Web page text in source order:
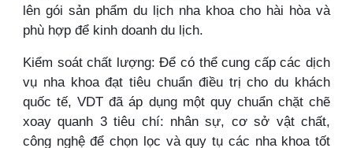
lên gói sản phẩm du lịch nha khoa cho hài hòa và
phù hợp để kinh doanh du lịch.
Kiểm soát chất lượng: Để có thể cung cấp các dịch
vụ nha khoa đạt tiêu chuẩn điều trị cho du khách
quốc tế, VDT đã áp dụng một quy chuẩn chặt chẽ
xoay quanh 3 tiêu chí: nhân sự, cơ sở vật chất,
công nghệ để chọn lọc và quy tụ các nha khoa tốt